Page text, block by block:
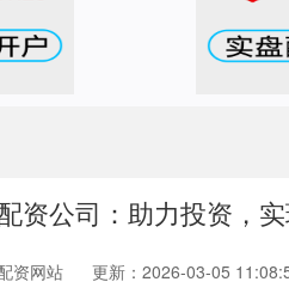
资公司：助力投资，
资网站 更新：2026-03-05